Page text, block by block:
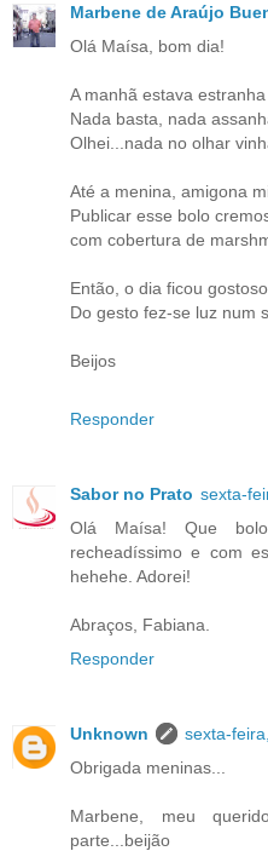
Marbene de Araújo
Olá Maísa, bom dia!
A manhã estava estranha
Nada basta, nada
Olhei...nada no olhar
Até a menina, amigona
Publicar esse bolo
com cobertura de
Então, o dia ficou
Do gesto fez-se luz num
Beijos
Responder
Sabor no Prato sexta-
Olá Maísa! Que bolo
recheadíssimo e com
hehehe. Adorei!
Abraços, Fabiana.
Responder
Unknown
sexta-
Obrigada meninas...
Marbene, meu
parte...beijão